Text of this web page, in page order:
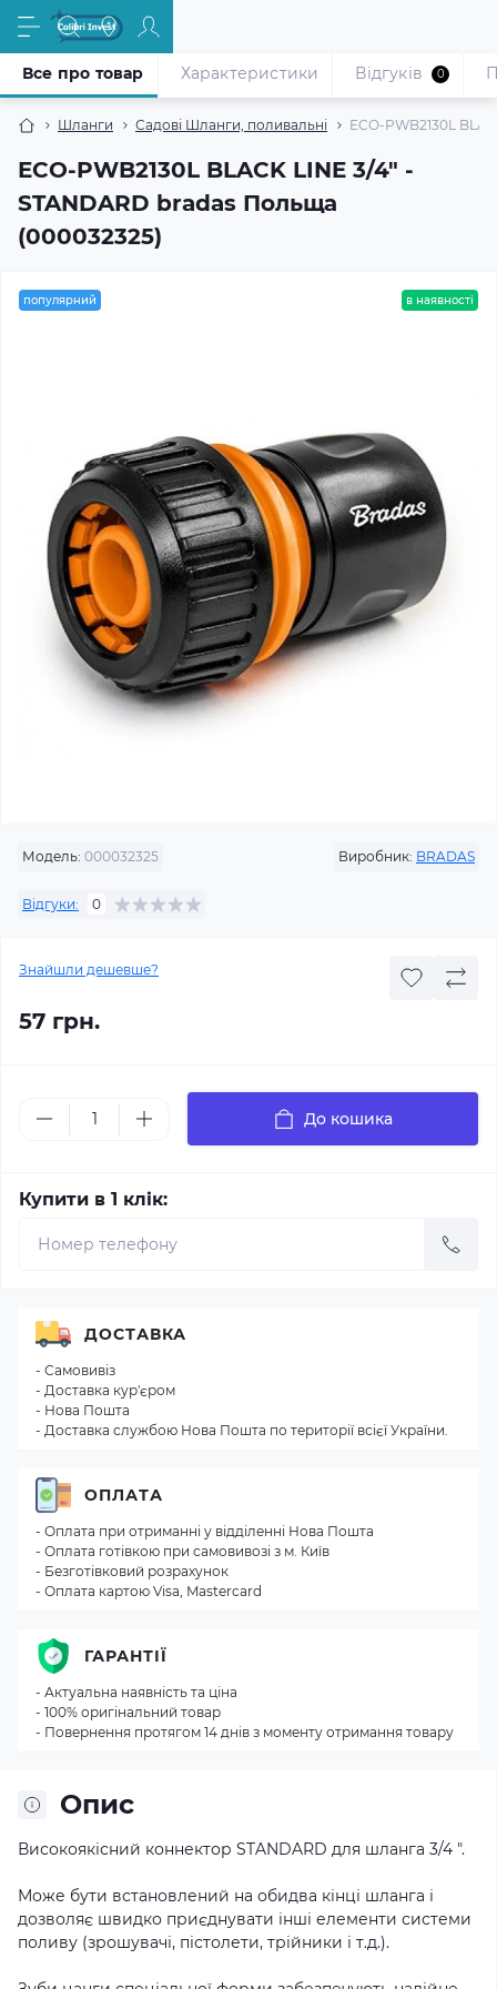
Шланги Садові Шланги, поливальні ECO-PWB2130L
ECO-PWB2130L BLACK LINE 3/4″ -
STANDARD bradas Польща
(000032325)
Все про товар Характеристики Відгуків 0
популярний в наявності
Модель: 000032325 Виробник: BRADAS
Відгуки: 0
Знайшли дешевше?
57 грн.
До кошика
Купити в 1 клік:
Опис
Високоякісний коннектор STANDARD для шланга 3/4 ″.
Може бути встановлений на обидва кінці шланга і
дозволяє швидко приєднувати інші елементи системи
поливу (зрошувачі, пістолети, трійники і т.д.).
ДОСТАВКА
- Самовивіз
- Доставка кур'єром
- Нова Пошта
- Доставка службою Нова Пошта по території всієї України.
ОПЛАТА
- Оплата при отриманні у відділенні Нова Пошта
- Оплата готівкою при самовивозі з м. Київ
- Безготівковий розрахунок
- Оплата картою Visa, Mastercard
ГАРАНТІЇ
- Актуальна наявність та ціна
- 100% оригінальний товар
- Повернення протягом 14 днів з моменту отримання товару